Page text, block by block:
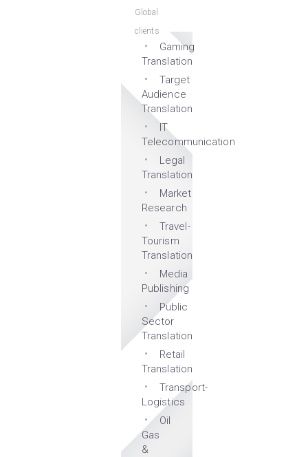
Global
clients
Gaming
Translation
Target
Audience
Translation
IT
Telecommunication
Legal
Translation
Market
Research
Travel-
Tourism
Translation
Media
Publishing
Public
Sector
Translation
Retail
Translation
Transport-
Logistics
Oil
Gas
&